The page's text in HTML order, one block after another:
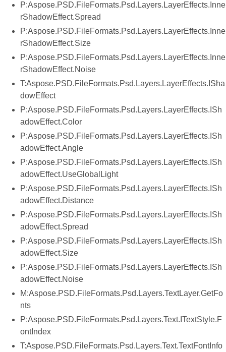
P:Aspose.PSD.FileFormats.Psd.Layers.LayerEffects.Inne
rShadowEffect.Spread
P:Aspose.PSD.FileFormats.Psd.Layers.LayerEffects.Inne
rShadowEffect.Size
P:Aspose.PSD.FileFormats.Psd.Layers.LayerEffects.Inne
rShadowEffect.Noise
T:Aspose.PSD.FileFormats.Psd.Layers.LayerEffects.ISha
dowEffect
P:Aspose.PSD.FileFormats.Psd.Layers.LayerEffects.ISh
adowEffect.Color
P:Aspose.PSD.FileFormats.Psd.Layers.LayerEffects.ISh
adowEffect.Angle
P:Aspose.PSD.FileFormats.Psd.Layers.LayerEffects.ISh
adowEffect.UseGlobalLight
P:Aspose.PSD.FileFormats.Psd.Layers.LayerEffects.ISh
adowEffect.Distance
P:Aspose.PSD.FileFormats.Psd.Layers.LayerEffects.ISh
adowEffect.Spread
P:Aspose.PSD.FileFormats.Psd.Layers.LayerEffects.ISh
adowEffect.Size
P:Aspose.PSD.FileFormats.Psd.Layers.LayerEffects.ISh
adowEffect.Noise
M:Aspose.PSD.FileFormats.Psd.Layers.TextLayer.GetFo
nts
P:Aspose.PSD.FileFormats.Psd.Layers.Text.ITextStyle.F
ontIndex
T:Aspose.PSD.FileFormats.Psd.Layers.Text.TextFontInfo